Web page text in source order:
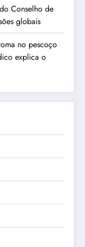
Conselho de
globais
no pescoço
explica o